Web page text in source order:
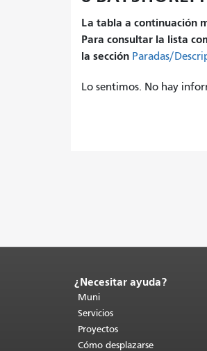
La tabla a continuación
Para consultar la lista
la sección Paradas/
Lo sentimos. No hay
Fin
del
contenido
de
la
¿Necesitar ayuda?
Muni
Servicios
Proyectos
Cómo desplazarse